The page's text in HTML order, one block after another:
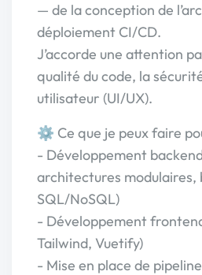
— de la conception de
déploiement CI/CD.
J’accorde une attention
qualité du code, la
utilisateur (UI/UX).
⚙️ Ce que je peux faire
- Développement backend
architectures modulaires,
SQL/NoSQL)
- Développement
Tailwind, Vuetify)
- Mise en place de